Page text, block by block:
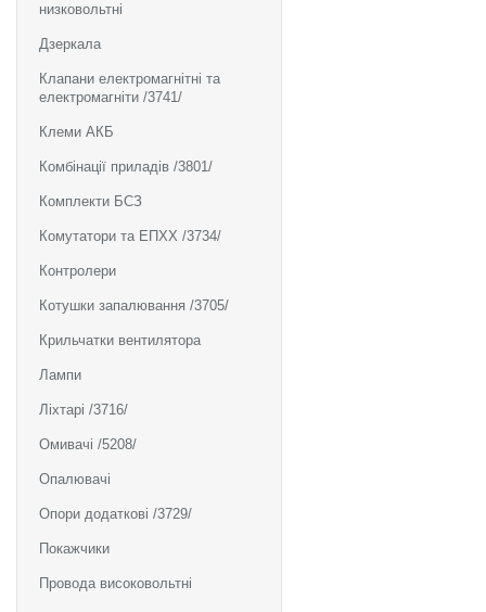
низковольтні
Дзеркала
Клапани електромагнітні та
електромагніти /3741/
Клеми АКБ
Комбінації приладів /3801/
Комплекти БСЗ
Комутатори та ЕПХХ /3734/
Контролери
Котушки запалювання /3705/
Крильчатки вентилятора
Лампи
Ліхтарі /3716/
Омивачі /5208/
Опалювачі
Опори додаткові /3729/
Покажчики
Провода високовольтні